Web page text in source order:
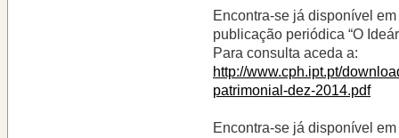
Encontra-se já disponível
publicação periódica “O
Para consulta aceda a:
http://www.cph.ipt.pt/
patrimonial-dez-2014.pdf
Encontra-se já disponível